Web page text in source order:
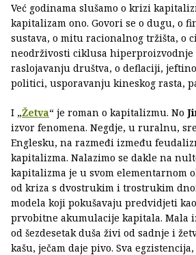
Već godinama slušamo o krizi
kapitalizam ono. Govori se o dugu, o
sustava, o mitu racionalnog tržišta, o
neodrživosti ciklusa
raslojavanju društva, o deflaciji,
politici, usporavanju kineskog rasta,
I „Žetva“ je roman o kapitalizmu. No
izvor fenomena. Negdje, u ruralnu,
Englesku, na razmeđi između
kapitalizma. Nalazimo se dakle na
kapitalizma je u svom elementarnom
od kriza s dvostrukim i trostrukim
modela koji pokušavaju predvidjeti
prvobitne akumulacije kapitala. Mala
od šezdesetak duša živi od sadnje i
kašu, ječam daje pivo. Sva